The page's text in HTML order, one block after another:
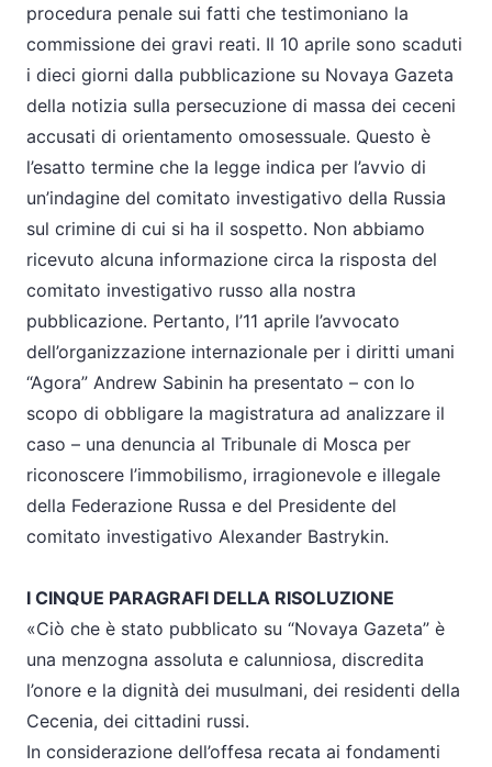
procedura penale sui fatti che testimoniano la
commissione dei gravi reati. Il 10 aprile sono scaduti
i dieci giorni dalla pubblicazione su Novaya Gazeta
della notizia sulla persecuzione di massa dei ceceni
accusati di orientamento omosessuale. Questo è
l’esatto termine che la legge indica per l’avvio di
un’indagine del comitato investigativo della Russia
sul crimine di cui si ha il sospetto. Non abbiamo
ricevuto alcuna informazione circa la risposta del
comitato investigativo russo alla nostra
pubblicazione. Pertanto, l’11 aprile l’avvocato
dell’organizzazione internazionale per i diritti umani
“Agora” Andrew Sabinin ha presentato – con lo
scopo di obbligare la magistratura ad analizzare il
caso – una denuncia al Tribunale di Mosca per
riconoscere l’immobilismo, irragionevole e illegale
della Federazione Russa e del Presidente del
comitato investigativo Alexander Bastrykin.
I CINQUE PARAGRAFI DELLA RISOLUZIONE
«Ciò che è stato pubblicato su “Novaya Gazeta” è
una menzogna assoluta e calunniosa, discredita
l’onore e la dignità dei musulmani, dei residenti della
Cecenia, dei cittadini russi.
In considerazione dell’offesa recata ai fondamenti